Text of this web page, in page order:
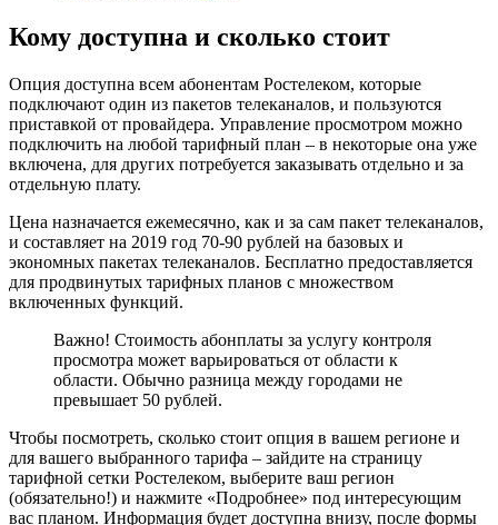
Кому доступна и сколько стоит
Опция доступна всем абонентам Ростелеком, которые
подключают один из пакетов телеканалов, и пользуются
приставкой от провайдера. Управление просмотром можно
подключить на любой тарифный план – в некоторые она уже
включена, для других потребуется заказывать отдельно и за
отдельную плату.
Цена назначается ежемесячно, как и за сам пакет телеканалов,
и составляет на 2019 год 70-90 рублей на базовых и
экономных пакетах телеканалов. Бесплатно предоставляется
для продвинутых тарифных планов с множеством
включенных функций.
Важно! Стоимость абонплаты за услугу контроля
просмотра может варьироваться от области к
области. Обычно разница между городами не
превышает 50 рублей.
Чтобы посмотреть, сколько стоит опция в вашем регионе и
для вашего выбранного тарифа – зайдите на страницу
тарифной сетки Ростелеком, выберите ваш регион
(обязательно!) и нажмите «Подробнее» под интересующим
вас планом. Информация будет доступна внизу, после формы